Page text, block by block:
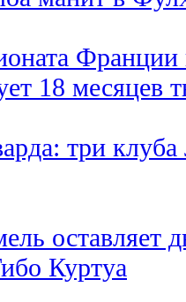
Франции
18 месяцев
три
оставляет
Куртуа